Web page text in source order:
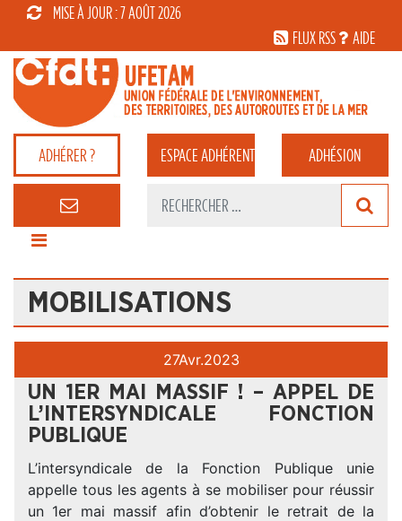
MISE À JOUR : 7 AOÛT 2026
FLUX RSS
AIDE
ADHÉRER ? ESPACEADHÉRENT ADHÉSION
MOBILISATIONS
27Avr.2023
UN 1ER MAI MASSIF ! – APPEL DE
L’INTERSYNDICALE FONCTION
PUBLIQUE
L’intersyndicale de la Fonction Publique unie
appelle tous les agents à se mobiliser pour réussir
un 1er mai massif afin d’obtenir le retrait de la